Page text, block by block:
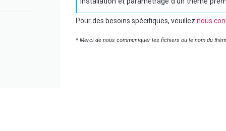
Pour des besoins spécifiques, veuillez nous
* Merci de nous communiquer les fichiers ou le nom du